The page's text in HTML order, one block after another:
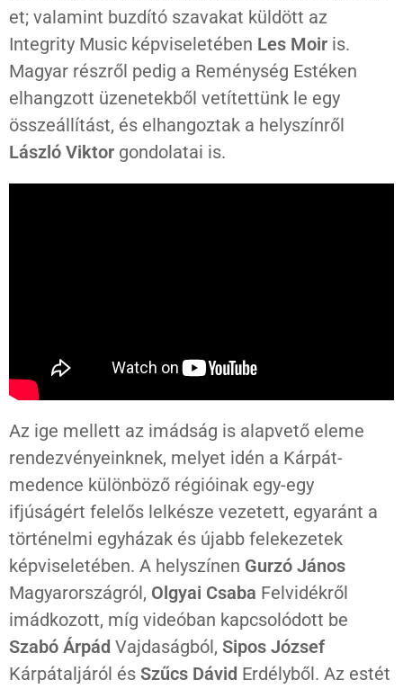
et; valamint buzdító szavakat küldött az
Integrity Music képviseletében Les Moir is.
Magyar részről pedig a Reménység Estéken
elhangzott üzenetekből vetítettünk le egy
összeállítást, és elhangoztak a helyszínről
László Viktor gondolatai is.
Az ige mellett az imádság is alapvető eleme
rendezvényeinknek, melyet idén a Kárpát-
medence különböző régióinak egy-egy
ifjúságért felelős lelkésze vezetett, egyaránt a
történelmi egyházak és újabb felekezetek
képviseletében. A helyszínen Gurzó János
Magyarországról, Olgyai Csaba Felvidékről
imádkozott, míg videóban kapcsolódott be
Szabó Árpád Vajdaságból, Sipos József
Kárpátaljáról és Szűcs Dávid Erdélyből. Az estét